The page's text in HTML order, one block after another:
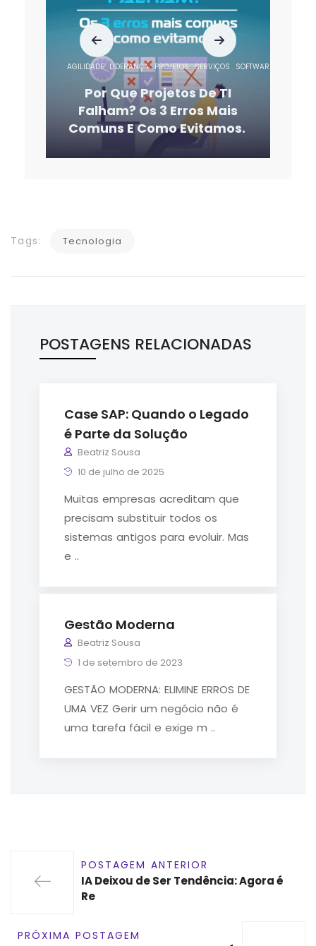
AGILIDADE LIDERANÇA PROJETOS SERVIÇOS SOFTWARE
Por Que Projetos De TI
Falham? Os 3 Erros Mais
Comuns E Como Evitamos.
Tags: Tecnologia
POSTAGENS RELACIONADAS
Case SAP: Quando o Legado
é Parte da Solução
Beatriz Sousa
10 de julho de 2025
Muitas empresas acreditam que
precisam substituir todos os
sistemas antigos para evoluir. Mas
e ..
Gestão Moderna
Beatriz Sousa
1 de setembro de 2023
GESTÃO MODERNA: ELIMINE ERROS DE
UMA VEZ Gerir um negócio não é
uma tarefa fácil e exige m ..
POSTAGEM ANTERIOR
IA Deixou de Ser Tendência: Agora é
Re
PRÓXIMA POSTAGEM